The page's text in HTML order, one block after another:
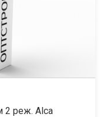
2 реж. Alca